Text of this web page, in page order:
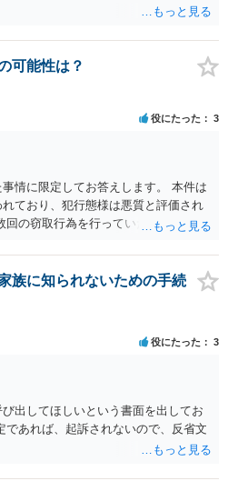
可能性は？
役にたった 3
情に限定してお答えします。 本件は
ており、犯行態様は悪質と評価され
回の窃取行為を行っていたことも悪質
含めた全額を弁済していることは、被
利に斟酌されます。 また、前科前歴
鈍磨しきっているとまでは言えず、有
督等の情状証拠を適切に提出すること
視野に入れることが可能な事案と思
て参考ください。
族に知られないための手続
役にたった 3
出してほしいという書面を出してお
であれば、起訴されないので、反省文